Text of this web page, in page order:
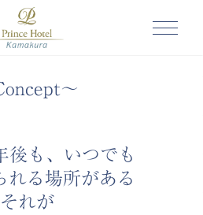
～
後も、いつでも
れる場所がある
それが